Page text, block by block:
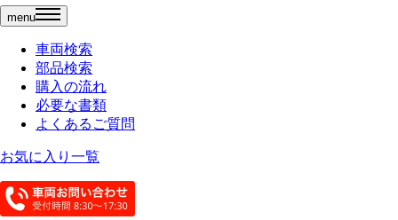
menu
車両検索
部品検索
購入の流れ
必要な書類
よくあるご質問
お気に入り一覧